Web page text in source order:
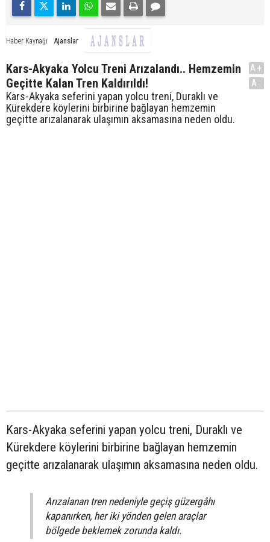
Haber Kaynağı Ajanslar
Kars-Akyaka Yolcu Treni Arızalandı.. Hemzemin
Geçitte Kalan Tren Kaldırıldı!
Kars-Akyaka seferini yapan yolcu treni, Duraklı ve
Kürekdere köylerini birbirine bağlayan hemzemin
geçitte arızalanarak ulaşımın aksamasına neden oldu.
A+
A-
Kars-Akyaka seferini yapan yolcu treni, Duraklı ve
Kürekdere köylerini birbirine bağlayan hemzemin
geçitte arızalanarak ulaşımın aksamasına neden oldu.
Arızalanan tren nedeniyle geçiş güzergâhı
kapanırken, her iki yönden gelen araçlar
bölgede beklemek zorunda kaldı.